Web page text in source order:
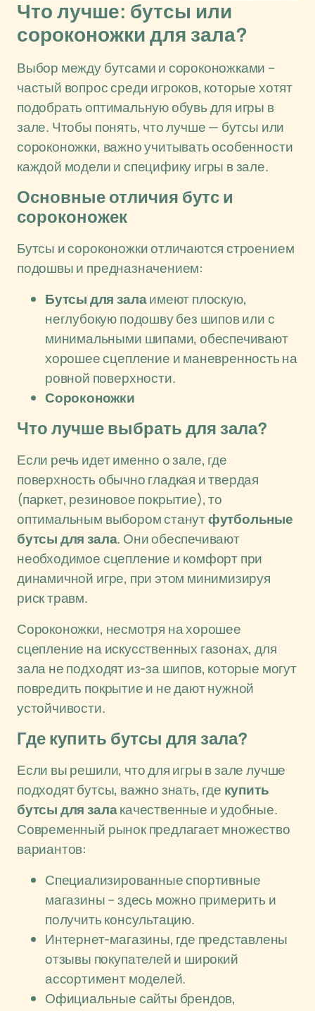
Что лучше: бутсы или
сороконожки для зала?
Выбор между бутсами и сороконожками –
частый вопрос среди игроков, которые хотят
подобрать оптимальную обувь для игры в
зале. Чтобы понять, что лучше — бутсы или
сороконожки, важно учитывать особенности
каждой модели и специфику игры в зале.
Основные отличия бутс и
сороконожек
Бутсы и сороконожки отличаются строением
подошвы и предназначением:
Бутсы для залаимеют плоскую,
неглубокую подошву без шипов или с
минимальными шипами, обеспечивают
хорошее сцепление и маневренность на
ровной поверхности.
Сороконожки
Что лучше выбрать для зала?
Если речь идет именно о зале, где
поверхность обычно гладкая и твердая
(паркет, резиновое покрытие), то
оптимальным выбором станутфутбольные
бутсы для зала. Они обеспечивают
необходимое сцепление и комфорт при
динамичной игре, при этом минимизируя
риск травм.
Сороконожки, несмотря на хорошее
сцепление на искусственных газонах, для
зала не подходят из-за шипов, которые могут
повредить покрытие и не дают нужной
устойчивости.
Где купить бутсы для зала?
Если вы решили, что для игры в зале лучше
подходят бутсы, важно знать, где купить
бутсы для залакачественные и удобные.
Современный рынок предлагает множество
вариантов:
Специализированные спортивные
магазины – здесь можно примерить и
получить консультацию.
Интернет-магазины, где представлены
отзывы покупателей и широкий
ассортимент моделей.
Официальные сайты брендов,